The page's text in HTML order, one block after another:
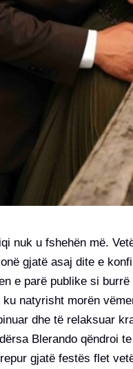
nuk u fshehën më.
gjatë asaj dite e
e parë publike si
natyrisht morën
dhe të relaksuar
Blerando qëndroi
gjatë festës flet